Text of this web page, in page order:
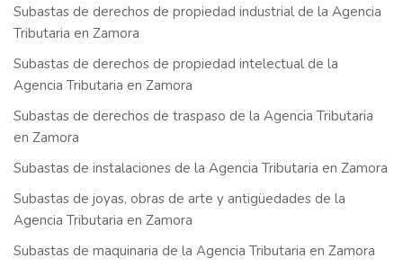
Subastas de derechos de propiedad industrial de la Agencia
Tributaria en Zamora
Subastas de derechos de propiedad intelectual de la
Agencia Tributaria en Zamora
Subastas de derechos de traspaso de la Agencia Tributaria
en Zamora
Subastas de instalaciones de la Agencia Tributaria en Zamora
Subastas de joyas, obras de arte y antigüedades de la
Agencia Tributaria en Zamora
Subastas de maquinaria de la Agencia Tributaria en Zamora